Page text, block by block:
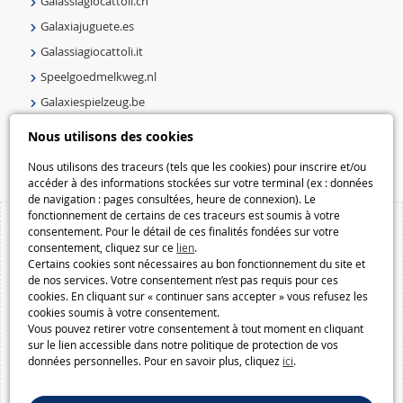
Nous utilisons des cookies
Nous utilisons des traceurs (tels que les cookies) pour inscrire et/ou
accéder à des informations stockées sur votre terminal (ex : données
de navigation : pages consultées, heure de connexion). Le
fonctionnement de certains de ces traceurs est soumis à votre
consentement. Pour le détail de ces finalités fondées sur votre
consentement, cliquez sur ce lien.
Certains cookies sont nécessaires au bon fonctionnement du site et
de nos services. Votre consentement n’est pas requis pour ces
cookies. En cliquant sur « continuer sans accepter » vous refusez les
cookies soumis à votre consentement.
Vous pouvez retirer votre consentement à tout moment en cliquant
sur le lien accessible dans notre politique de protection de vos
données personnelles. Pour en savoir plus, cliquez ici.
Galaxiajuguete.es
Galassiagiocattoli.it
Speelgoedmelkweg.nl
Galaxiespielzeug.be